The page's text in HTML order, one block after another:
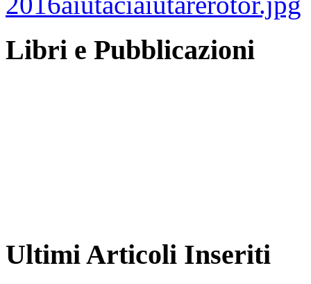
Libri e Pubblicazioni
Ultimi Articoli Inseriti